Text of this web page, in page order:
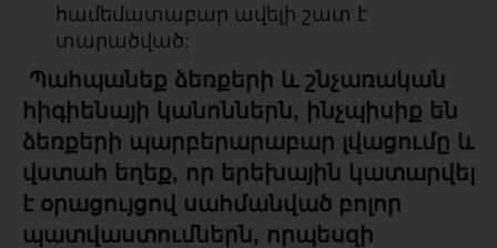
համեմատաբար ավելի շատ է
տարածված:
Պահպանեք ձեռքերի և շնչառական
հիգիենայի կանոններն, ինչպիսիք են
ձեռքերի պարբերարաբար լվացումը և
վստահ եղեք, որ երեխային կատարվել
է օրացույցով սահմանված բոլոր
պատվաստումներն, որպեսզի